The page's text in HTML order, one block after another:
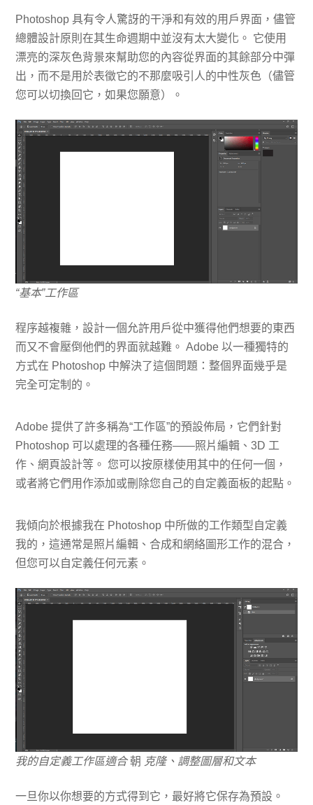
Photoshop 具有令人驚訝的干淨和有效的用戶界面，儘管
總體設計原則在其生命週期中並沒有太大變化。 它使用
漂亮的深灰色背景來幫助您的內容從界面的其餘部分中彈
出，而不是用於表徵它的不那麼吸引人的中性灰色（儘管
您可以切換回它，如果您願意）。
“基本”工作區
程序越複雜，設計一個允許用戶從中獲得他們想要的東西
而又不會壓倒他們的界面就越難。 Adobe 以一種獨特的
方式在 Photoshop 中解決了這個問題：整個界面幾乎是
完全可定制的。
Adobe 提供了許多稱為“工作區”的預設佈局，它們針對
Photoshop 可以處理的各種任務——照片編輯、3D 工
作、網頁設計等。 您可以按原樣使用其中的任何一個，
或者將它們用作添加或刪除您自己的自定義面板的起點。
我傾向於根據我在 Photoshop 中所做的工作類型自定義
我的，這通常是照片編輯、合成和網絡圖形工作的混合，
但您可以自定義任何元素。
我的自定義工作區適合朝 克隆、調整圖層和文本
一旦你以你想要的方式得到它，最好將它保存為預設。